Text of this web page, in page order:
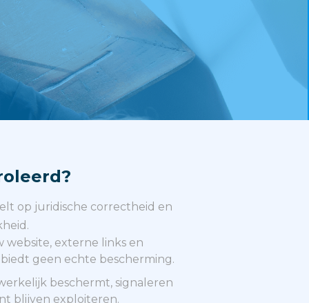
op juridische correctheid en
website, externe links en
geen echte bescherming.
beschermt, signaleren
blijven exploiteren.